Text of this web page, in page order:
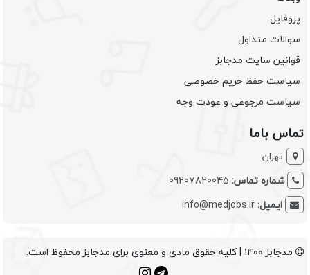
پروفایل
سوالات متداول
قوانین سایت مدجابز
سیاست حفظ حریم خصوصی
سیاست مرجوعی و عودت وجه
تماس باما
تهران
شماره تماس: 09207820045
ایمیل:info@medjobs.ir
مدجابز ۱۴۰۰ | کلیه حقوق مادی و معنوی برای مدجابز محفوظ است.